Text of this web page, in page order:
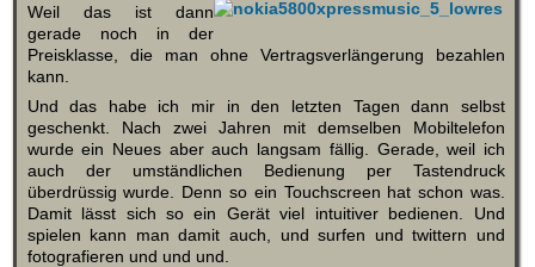
Weil das ist dann
gerade noch in der
Preisklasse, die man ohne Vertragsverlängerung bezahlen
kann.
Und das habe ich mir in den letzten Tagen dann selbst
geschenkt. Nach zwei Jahren mit demselben Mobiltelefon
wurde ein Neues aber auch langsam fällig. Gerade, weil ich
auch der umständlichen Bedienung per Tastendruck
überdrüssig wurde. Denn so ein Touchscreen hat schon was.
Damit lässt sich so ein Gerät viel intuitiver bedienen. Und
spielen kann man damit auch, und surfen und twittern und
fotografieren und und und.